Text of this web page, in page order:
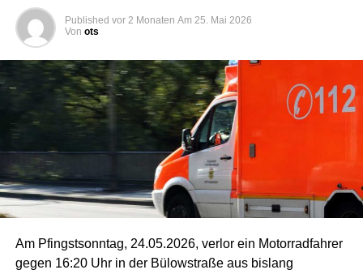
Published vor 2 Monaten Am 25. Mai 2026
Von ots
Am Pfingstsonntag, 24.05.2026, verlor ein Motorradfahrer
gegen 16:20 Uhr in der Bülowstraße aus bislang